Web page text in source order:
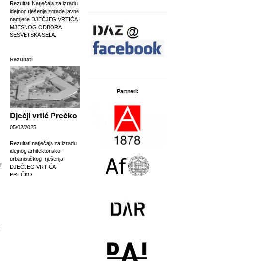
Rezultati Natječaja za izradu
idejnog rješenja zgrade javne
namjene DJEČJEG VRTIĆA I
MJESNOG ODBORA
SESVETSKA SELA.
Rezultati
Dječji vrtić Prečko
05/02/2025
Rezultati natječaja za izradu
idejnog arhitektonsko-
urbanističkog rješenja
DJEČJEG VRTIĆA
PREČKO.
Partneri: